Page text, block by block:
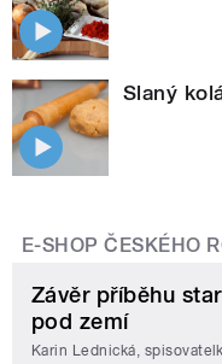
Slaný
E-SHOP ČESKÉHO
Závěr příběhu
pod zemí
Karin Lednická,